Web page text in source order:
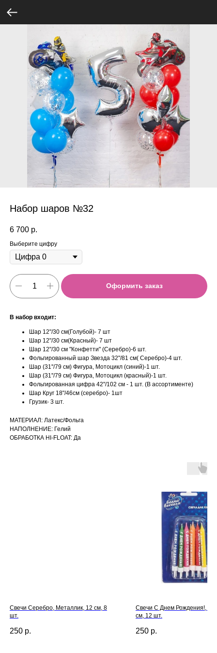
Набор шаров №32
6 700 р.
Выберите цифру
Оформить заказ
В набор входит:
Шар 12"/30 см(Голубой)- 7 шт
Шар 12"/30 см(Красный)- 7 шт
Шар 12"/30 см "Конфетти" (Серебро)-6 шт.
Фольгированный шар Звезда 32"/81 см( Серебро)-4 шт.
Шар (31''/79 см) Фигура, Мотоцикл (синий)-1 шт.
Шар (31''/79 см) Фигура, Мотоцикл (красный)-1 шт.
Фольгированная цифра 42"/102 см - 1 шт. (В ассортименте)
Шар Круг 18"/46см (серебро)- 1шт
Грузик- 3 шт.
МАТЕРИАЛ: Латекс/Фольга
НАПОЛНЕНИЕ: Гелий
ОБРАБОТКА HI-FLOAT: Да
Свечи Серебро, Металлик, 12 см, 8
шт.
250 р.
Свечи С Днем Рождения!,
см, 12 шт.
250 р.